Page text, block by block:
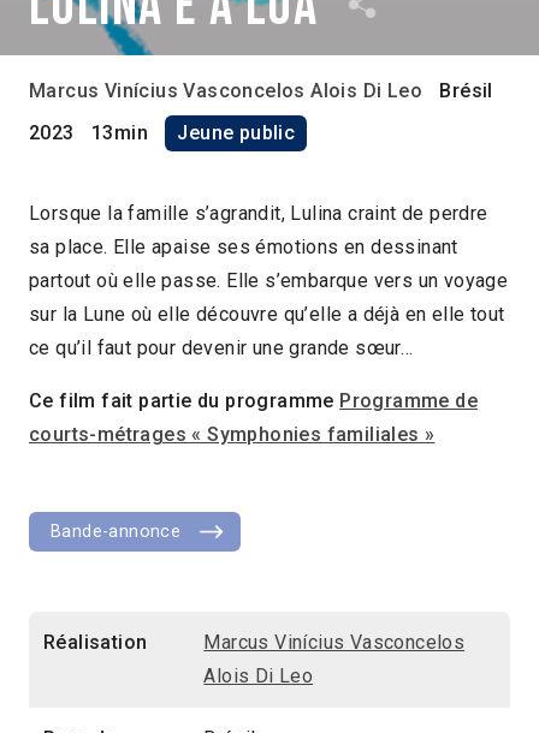
Marcus Vinícius Vasconcelos Alois Di Leo
Brésil
2023
13min Jeune public
Lorsque la famille s’agrandit, Lulina craint de perdre
sa place. Elle apaise ses émotions en dessinant
partout où elle passe. Elle s’embarque vers un voyage
sur la Lune où elle découvre qu’elle a déjà en elle tout
ce qu’il faut pour devenir une grande sœur…
Ce film fait partie du programme Programme de
courts-métrages « Symphonies familiales »
Bande-annonce
Réalisation
Marcus Vinícius Vasconcelos
Alois Di Leo